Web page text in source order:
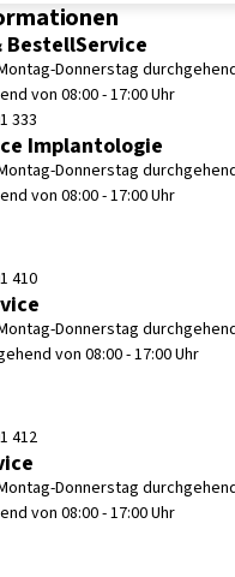
BestellService
Donnerstag
von 08:00 - 17:00 Uhr
333
Implantologie
Donnerstag
von 08:00 - 17:00 Uhr
410
Donnerstag
von 08:00 - 17:00 Uhr
412
Donnerstag
von 08:00 - 17:00 Uhr